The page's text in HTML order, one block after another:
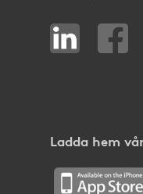
Ladda hem